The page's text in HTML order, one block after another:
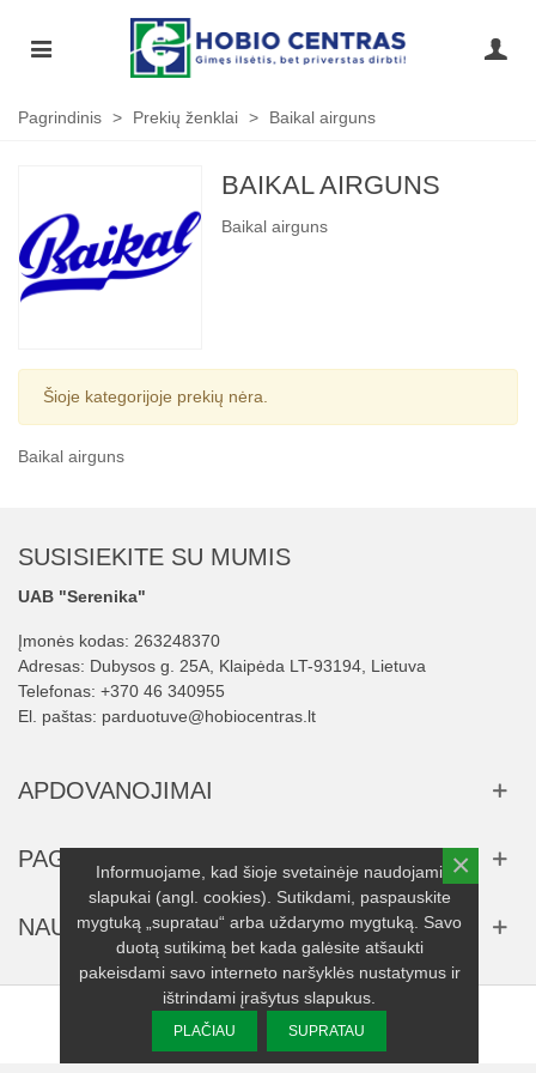
Pagrindinis > Prekių ženklai > Baikal airguns
BAIKAL AIRGUNS
Baikal airguns
Šioje kategorijoje prekių nėra.
Baikal airguns
SUSISIEKITE SU MUMIS
UAB "Serenika"
Įmonės kodas: 263248370
Adresas: Dubysos g. 25A, Klaipėda LT-93194, Lietuva
Telefonas: +370 46 340955
El. paštas: parduotuve@hobiocentras.lt
APDOVANOJIMAI
PAGALBA
NAUJIENLAIŠKIS
© 2025 UAB "Serenika" visos teisės saugomos.
Informuojame, kad šioje svetainėje naudojami
slapukai (angl. cookies). Sutikdami, paspauskite
mygtuką „supratau“ arba uždarymo mygtuką. Savo
duotą sutikimą bet kada galėsite atšaukti
pakeisdami savo interneto naršyklės nustatymus ir
ištrindami įrašytus slapukus.
PLAČIAU SUPRATAU
×